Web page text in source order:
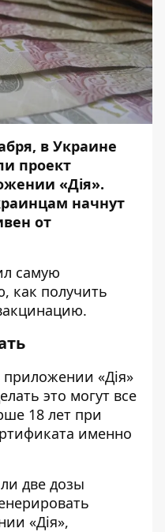
в Украине
проект
«Дія».
начнут
от
самую
как получить
«Дія»
это могут все
18 лет при
именно
две дозы
«Дія»,